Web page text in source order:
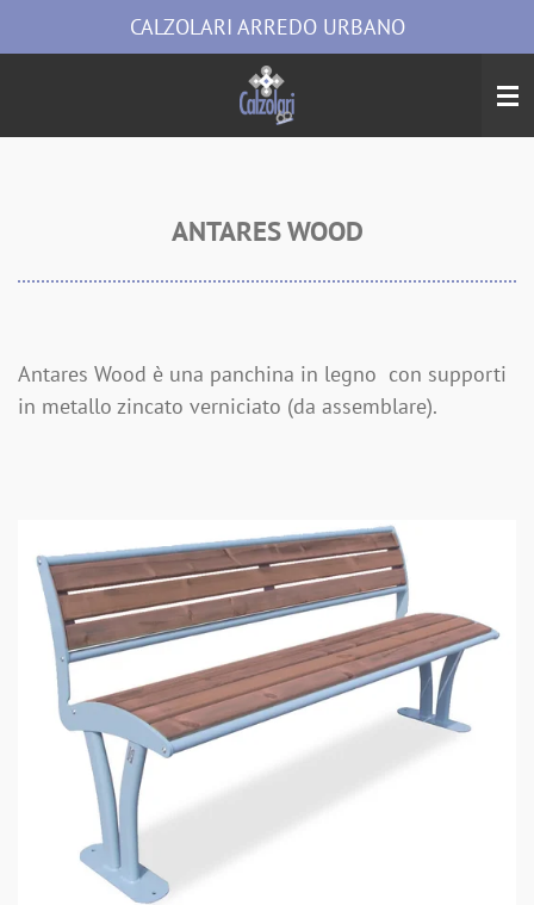
al
CALZOLARI ARREDO URBANO
ANTARES WOOD
Antares Wood è una panchina in legno con supporti
in metallo zincato verniciato (da assemblare).